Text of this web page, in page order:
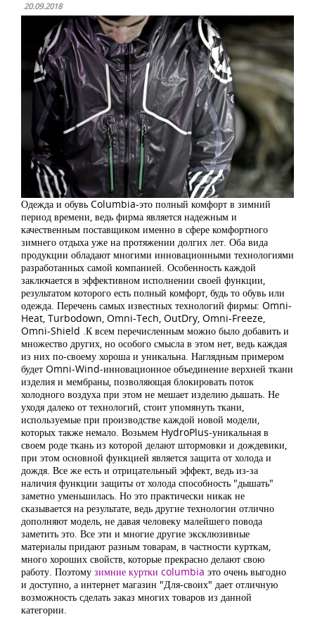
20.09.2018
Одежда и обувь Columbia-это полный комфорт в зимний
период времени, ведь фирма является надежным и
качественным поставщиком именно в сфере комфортного
зимнего отдыха уже на протяжении долгих лет. Оба вида
продукции обладают многими инновационными технологиями
разработанных самой компанией. Особенность каждой
заключается в эффективном исполнении своей функции,
результатом которого есть полный комфорт, будь то обувь или
одежда. Перечень самых известных технологий фирмы: Omni-
Heat, Turbodown, Omni-Tech, OutDry, Omni-Freeze,
Omni-Shield .К всем перечисленным можно было добавить и
множество других, но особого смысла в этом нет, ведь каждая
из них по-своему хороша и уникальна. Наглядным примером
будет Omni-Wind-инновационное объединение верхней ткани
изделия и мембраны, позволяющая блокировать поток
холодного воздуха при этом не мешает изделию дышать. Не
уходя далеко от технологий, стоит упомянуть ткани,
используемые при производстве каждой новой модели,
которых также немало. Возьмем HydroPlus-уникальная в
своем роде ткань из которой делают штормовки и дождевики,
при этом основной функцией является защита от холода и
дождя. Все же есть и отрицательный эффект, ведь из-за
наличия функции защиты от холода способность "дышать"
заметно уменьшилась. Но это практически никак не
сказывается на результате, ведь другие технологии отлично
дополняют модель, не давая человеку малейшего повода
заметить это. Все эти и многие другие эксклюзивные
материалы придают разным товарам, в частности курткам,
много хороших свойств, которые прекрасно делают свою
работу. Поэтому зимние куртки columbia это очень выгодно
и доступно, а интернет магазин "Для-своих" дает отличную
возможность сделать заказ многих товаров из данной
категории.